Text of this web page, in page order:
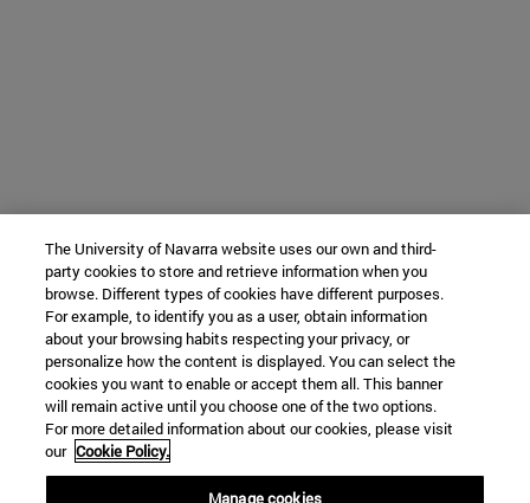
The University of Navarra website uses our own and third-
party cookies to store and retrieve information when you
browse. Different types of cookies have different purposes.
For example, to identify you as a user, obtain information
about your browsing habits respecting your privacy, or
personalize how the content is displayed. You can select the
cookies you want to enable or accept them all. This banner
will remain active until you choose one of the two options.
For more detailed information about our cookies, please visit
our Cookie Policy.
Manage cookies